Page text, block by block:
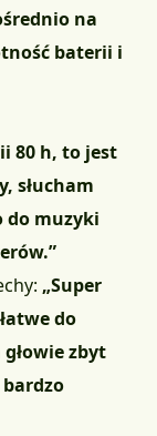
na
baterii i
80 h, to jest
słucham
do muzyki
„Super
do
zbyt